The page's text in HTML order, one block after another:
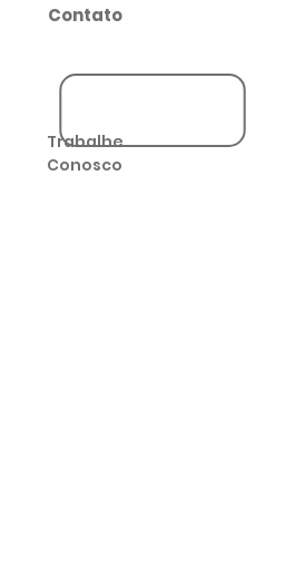
Contato
Trabalhe
Conosco